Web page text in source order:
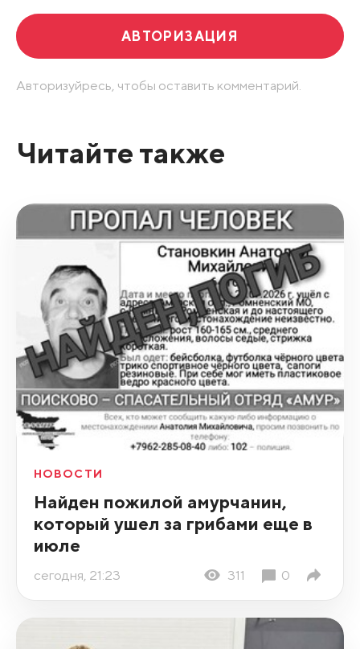
АВТОРИЗАЦИЯ
Авторизуйресь, чтобы оставить комментарий.
Читайте также
НОВОСТИ
Найден пожилой амурчанин,
который ушел за грибами еще в
июле
сегодня, 21:23 311 0